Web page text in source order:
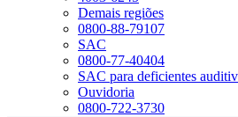
Demais regiões
0800-88-79107
SAC
0800-77-40404
SAC para deficientes
Ouvidoria
0800-722-3730